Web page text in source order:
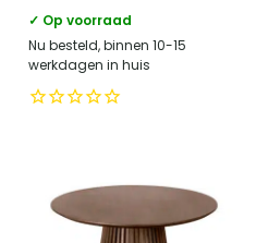
✓ Op voorraad
Nu besteld, binnen 10-15
werkdagen in huis